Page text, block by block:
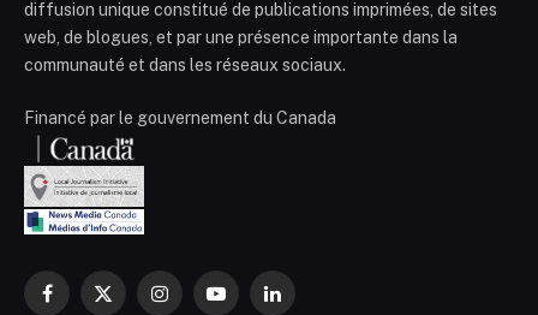
diffusion unique constitué de publications imprimées, de sites
web, de blogues, et par une présence importante dans la
communauté et dans les réseaux sociaux.
Financé par le gouvernement du Canada
Facebook
X
InstagramYouTubeLinkedIn